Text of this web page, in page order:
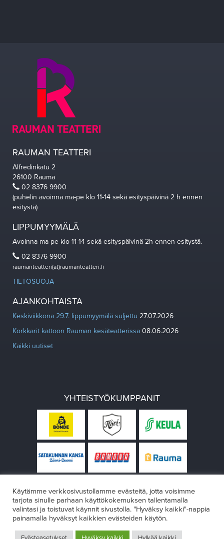
RAUMAN TEATTERI
Alfredinkatu 2
26100 Rauma
02 8376 9900
(puhelin avoinna ma-pe klo 11-14 sekä esityspäivinä 2 h ennen
esitystä)
LIPPUMYYMÄLÄ
Avoinna ma-pe klo 11-14 sekä esityspäivinä 2h ennen esitystä.
02 8376 9900
raumanteatteri(at)raumanteatteri.fi
TIETOSUOJA
AJANKOHTAISTA
Keskiviikkona 29.7. lippumyymälä suljettu 27.07.2026
Korkkarit kattoon Rauman kesäteatterissa 08.06.2026
Kaikki uutiset
YHTEISTYÖKUMPPANIT
Käytämme verkkosivustollamme evästeitä, jotta voisimme
tarjota sinulle parhaan käyttökokemuksen tallentamalla
valintasi ja toistuvat käynnit sivustolla. "Hyväksy kaikki"-nappia
painamalla hyväksyt kaikkien evästeiden käytön.